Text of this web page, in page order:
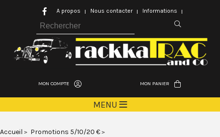
MON COMPTE MON PANIER
MENU
Accueil
Promotions 5/10/20 €
A propos Nous contacter Informations